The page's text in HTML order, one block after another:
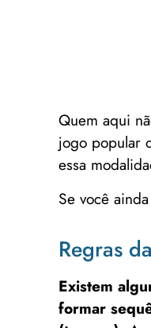
Quem aqui
jogo popular
essa
Se você
Regras
Existem
formar